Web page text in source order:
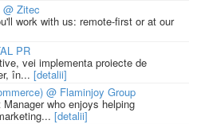
Zitec
work with us: remote-first or at our
PR
vei implementa proiecte de
în... [detalii]
@ Flaminjoy Group
who enjoys helping
[detalii]